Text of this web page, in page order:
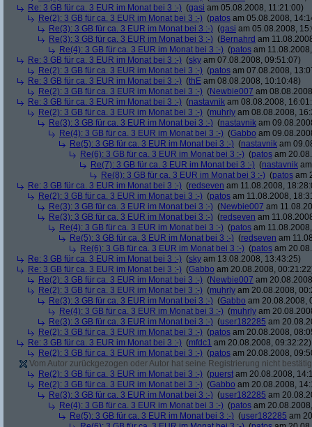
Re: 3 GB für ca. 3 EUR im Monat bei 3 :-) (gasi am 05.08.2008, 11:21:00)
Re(2): 3 GB für ca. 3 EUR im Monat bei 3 :-) (patos am 05.08.2008,
Re(3): 3 GB für ca. 3 EUR im Monat bei 3 :-) (gasi am 05.08.2008,
Re(3): 3 GB für ca. 3 EUR im Monat bei 3 :-) (Bernahrd am
Re(4): 3 GB für ca. 3 EUR im Monat bei 3 :-) (patos am
Re: 3 GB für ca. 3 EUR im Monat bei 3 :-) (sky am 07.08.2008, 09:51:07)
Re(2): 3 GB für ca. 3 EUR im Monat bei 3 :-) (patos am 07.08.2008,
Re: 3 GB für ca. 3 EUR im Monat bei 3 :-) (thE am 08.08.2008, 10:10:48)
Re(2): 3 GB für ca. 3 EUR im Monat bei 3 :-) (Newbie007 am
Re: 3 GB für ca. 3 EUR im Monat bei 3 :-) (nastavnik am 08.08.2008,
Re(2): 3 GB für ca. 3 EUR im Monat bei 3 :-) (muhrly am 08.08.2008,
Re(3): 3 GB für ca. 3 EUR im Monat bei 3 :-) (nastavnik am
Re(4): 3 GB für ca. 3 EUR im Monat bei 3 :-) (Gabbo am
Re(5): 3 GB für ca. 3 EUR im Monat bei 3 :-) (nastavnik am
Re(6): 3 GB für ca. 3 EUR im Monat bei 3 :-) (patos am
Re(7): 3 GB für ca. 3 EUR im Monat bei 3 :-) (nastavnik
Re(8): 3 GB für ca. 3 EUR im Monat bei 3 :-) (patos am
Re: 3 GB für ca. 3 EUR im Monat bei 3 :-) (redseven am 11.08.2008,
Re(2): 3 GB für ca. 3 EUR im Monat bei 3 :-) (patos am 11.08.2008,
Re(3): 3 GB für ca. 3 EUR im Monat bei 3 :-) (Newbie007 am
Re(3): 3 GB für ca. 3 EUR im Monat bei 3 :-) (redseven am
Re(4): 3 GB für ca. 3 EUR im Monat bei 3 :-) (patos am
Re(5): 3 GB für ca. 3 EUR im Monat bei 3 :-) (redseven am
Re(6): 3 GB für ca. 3 EUR im Monat bei 3 :-) (patos am
Re: 3 GB für ca. 3 EUR im Monat bei 3 :-) (sky am 13.08.2008, 13:43:25)
Re: 3 GB für ca. 3 EUR im Monat bei 3 :-) (Gabbo am 20.08.2008,
Re(2): 3 GB für ca. 3 EUR im Monat bei 3 :-) (Newbie007 am
Re(2): 3 GB für ca. 3 EUR im Monat bei 3 :-) (muhrly am 20.08.2008,
Re(3): 3 GB für ca. 3 EUR im Monat bei 3 :-) (Gabbo am 20.08.2008,
Re(4): 3 GB für ca. 3 EUR im Monat bei 3 :-) (muhrly am
Re(3): 3 GB für ca. 3 EUR im Monat bei 3 :-) (user182285 am
Re(2): 3 GB für ca. 3 EUR im Monat bei 3 :-) (patos am 20.08.2008,
Re: 3 GB für ca. 3 EUR im Monat bei 3 :-) (mfdc1 am 20.08.2008, 09:32:22)
Re(2): 3 GB für ca. 3 EUR im Monat bei 3 :-) (patos am 20.08.2008,
Vom Autor zurückgezogen oder Autor hat seine Registrierung nicht
Re(2): 3 GB für ca. 3 EUR im Monat bei 3 :-) (puerst am 20.08.2008,
Re(2): 3 GB für ca. 3 EUR im Monat bei 3 :-) (Gabbo am 20.08.2008,
Re(3): 3 GB für ca. 3 EUR im Monat bei 3 :-) (user182285 am
Re(4): 3 GB für ca. 3 EUR im Monat bei 3 :-) (patos am
Re(5): 3 GB für ca. 3 EUR im Monat bei 3 :-) (user182285 am